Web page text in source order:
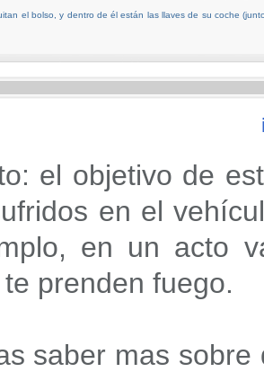
el bolso, y dentro de él están las llaves de su coche
el objetivo de
en el
en un acto
prenden fuego.
saber mas